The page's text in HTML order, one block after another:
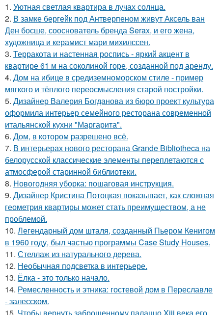
1. Уютная светлая квартира в лучах солнца.
2. В замке бергейк под Антверпеном живут Аксель ван
Ден босше, сооснователь бренда Serax, и его жена,
художница и керамист мари михилссен.
3. Терракота и настенная роспись - яркий акцент в
квартире 61 м на соколиной горе, созданной под аренду.
4. Дом на ибице в средиземноморском стиле - пример
мягкого и тёплого переосмысления старой постройки.
5. Дизайнер Валерия Богданова из бюро проект культура
оформила интерьер семейного ресторана современной
итальянской кухни "Маргарита".
6. Дом, в котором разрешено всё.
7. В интерьерах нового ресторана Grande Bibliotheca на
белорусской классические элементы переплетаются с
атмосферой старинной библиотеки.
8. Новогодняя уборка: пошаговая инструкция.
9. Дизайнер Кристина Потоцкая показывает, как сложная
геометрия квартиры может стать преимуществом, а не
проблемой.
10. Легендарный дом шталя, созданный Пьером Кенигом
в 1960 году, был частью программы Case Study Houses.
11. Стеллаж из натурального дерева.
12. Необычная подсветка в интерьере.
13. Ёлка - это только начало.
14. Ремесленность и этника: гостевой дом в Переславле
- залесском.
15. Чтобы вернуть заброшенному палаццо Xiii века его